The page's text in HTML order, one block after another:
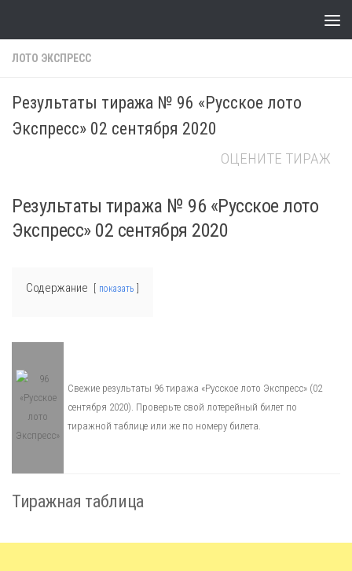
ЛОТО ЭКСПРЕСС
Результаты тиража № 96 «Русское лото
Экспресс» 02 сентября 2020
ОЦЕНИТЕ ТИРАЖ
Результаты тиража № 96 «Русское лото
Экспресс» 02 сентября 2020
Содержание показать
Свежие результаты 96 тиража «Русское лото Экспресс» (02
сентября 2020). Проверьте свой лотерейный билет по
тиражной таблице или же по номеру билета.
Тиражная таблица